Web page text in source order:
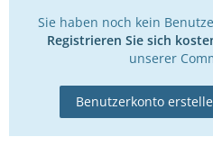
Sie haben noch kein
Registrieren Sie sich
unserer
Benutzerkonto